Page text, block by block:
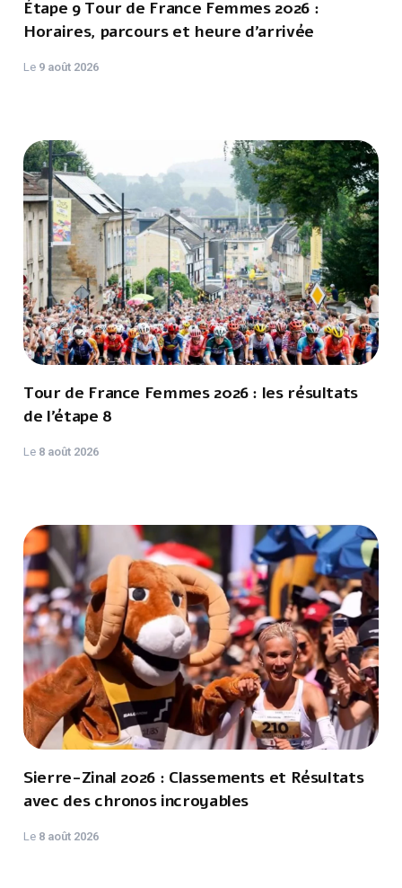
Étape 9 Tour de France Femmes 2026 :
Horaires, parcours et heure d’arrivée
Le 9 août 2026
Tour de France Femmes 2026 : les résultats
de l’étape 8
Le 8 août 2026
Sierre-Zinal 2026 : Classements et Résultats
avec des chronos incroyables
Le 8 août 2026